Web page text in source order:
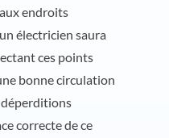
endroits
électricien saura
ces points
bonne circulation
déperditions
correcte de ce